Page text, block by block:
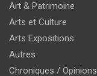
Art & Patrimoine
Arts et Culture
Arts Expositions
Autres
Chroniques / Opinions